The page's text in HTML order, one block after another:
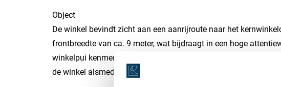
Object
De winkel bevindt zicht aan een aanrijroute naar het
frontbreedte van ca. 9 meter, wat bijdraagt in een hoge
winkelpui kenmerkt zich door de royale hoeveelheid glas
de winkel alsmede uitgebreide etalage mogelijkheden.